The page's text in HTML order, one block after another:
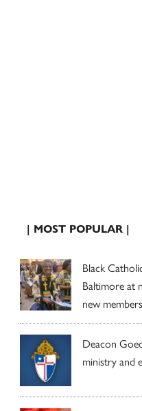
| MOST POPULAR |
Black
Baltimore at
new members
Deacon
ministry and